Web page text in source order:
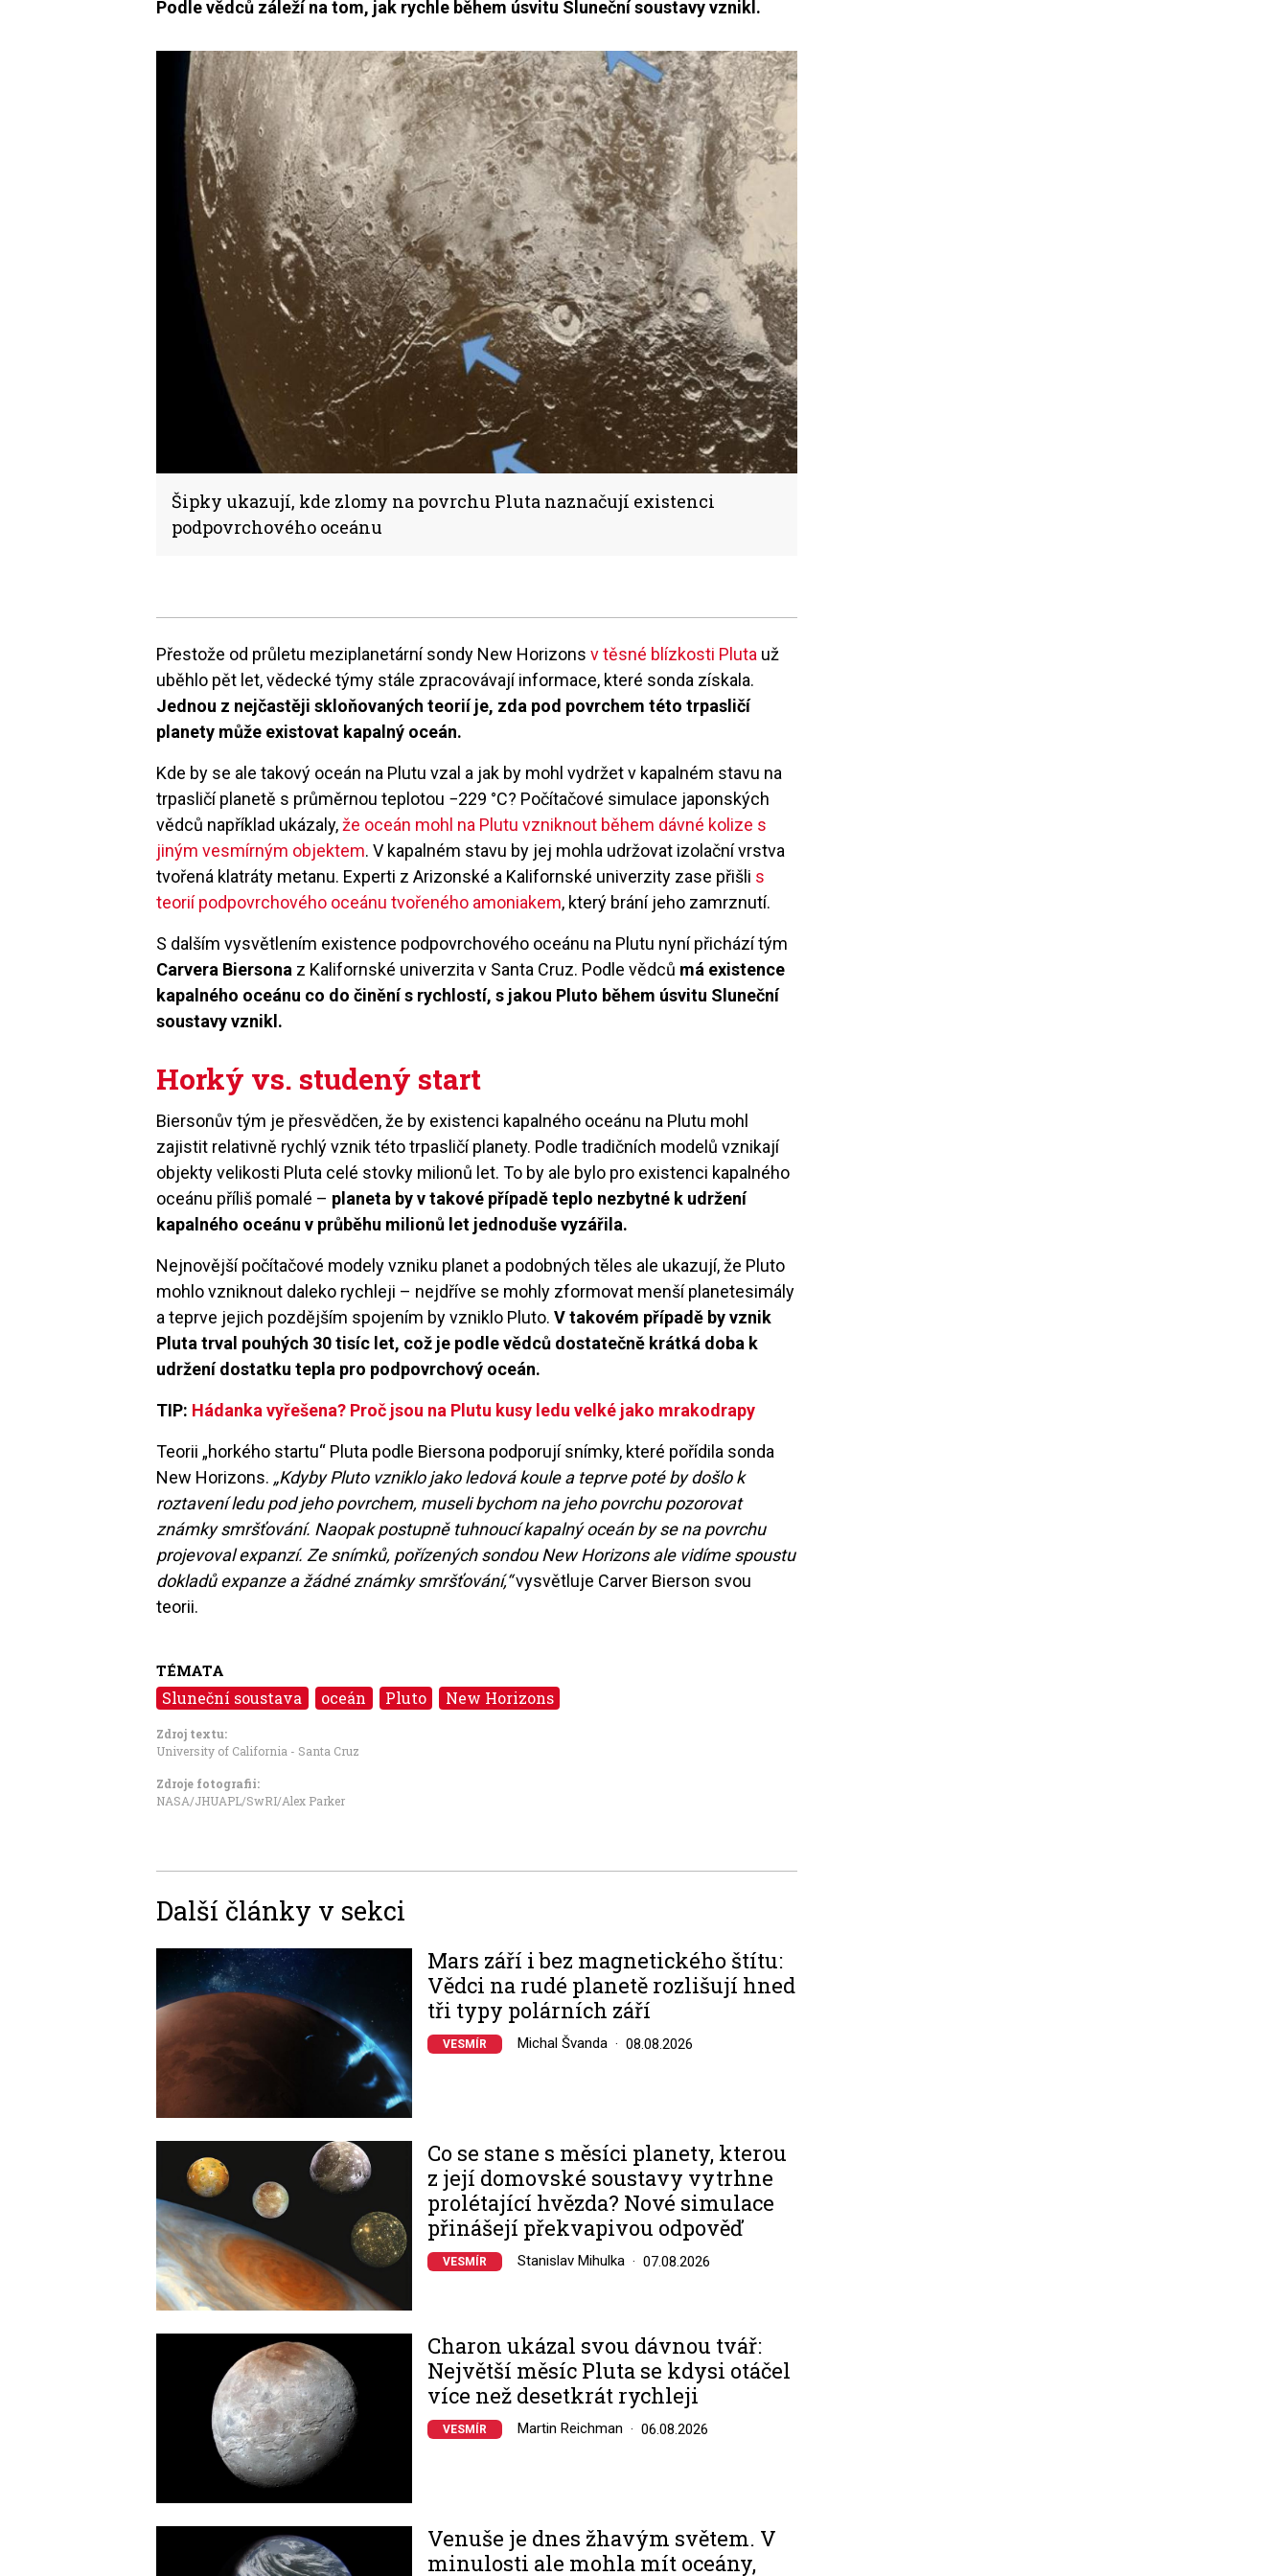
Podle vědců záleží na tom, jak rychle během úsvitu Sluneční soustavy vznikl.
Šipky ukazují, kde zlomy na povrchu Pluta naznačují existenci
podpovrchového oceánu
Přestože od průletu meziplanetární sondy New Horizonsv těsné blízkosti Pluta už
uběhlo pět let, vědecké týmy stále zpracovávají informace, které sonda získala.
Jednou z nejčastěji skloňovaných teorií je, zda pod povrchem této trpasličí
planety může existovat kapalný oceán.
Kde by se ale takový oceán na Plutu vzal a jak by mohl vydržet v kapalném stavu na
trpasličí planetě s průměrnou teplotou −229 °C? Počítačové simulace japonských
vědců například ukázaly,že oceán mohl na Plutu vzniknout během dávné kolize s
jiným vesmírným objektem. V kapalném stavu by jej mohla udržovat izolační vrstva
tvořená klatráty metanu. Experti z Arizonské a Kalifornské univerzity zase přišli s
teorií podpovrchového oceánu tvořeného amoniakem, který brání jeho zamrznutí.
S dalším vysvětlením existence podpovrchového oceánu na Plutu nyní přichází tým
Carvera Biersona z Kalifornské univerzita v Santa Cruz. Podle vědců má existence
kapalného oceánu co do činění s rychlostí, s jakou Pluto během úsvitu Sluneční
soustavy vznikl.
Horký vs. studený start
Biersonův tým je přesvědčen, že by existenci kapalného oceánu na Plutu mohl
zajistit relativně rychlý vznik této trpasličí planety. Podle tradičních modelů vznikají
objekty velikosti Pluta celé stovky milionů let. To by ale bylo pro existenci kapalného
oceánu příliš pomalé – planeta by v takové případě teplo nezbytné k udržení
kapalného oceánu v průběhu milionů let jednoduše vyzářila.
Nejnovější počítačové modely vzniku planet a podobných těles ale ukazují, že Pluto
mohlo vzniknout daleko rychleji – nejdříve se mohly zformovat menší planetesimály
a teprve jejich pozdějším spojením by vzniklo Pluto. V takovém případě by vznik
Pluta trval pouhých 30 tisíc let, což je podle vědců dostatečně krátká doba k
udržení dostatku tepla pro podpovrchový oceán.
TIP: Hádanka vyřešena? Proč jsou na Plutu kusy ledu velké jako mrakodrapy
Teorii „horkého startu“ Pluta podle Biersona podporují snímky, které pořídila sonda
New Horizons. „Kdyby Pluto vzniklo jako ledová koule a teprve poté by došlo k
roztavení ledu pod jeho povrchem, museli bychom na jeho povrchu pozorovat
známky smršťování. Naopak postupně tuhnoucí kapalný oceán by se na povrchu
projevoval expanzí. Ze snímků, pořízených sondou New Horizons ale vidíme spoustu
dokladů expanze a žádné známky smršťování,“vysvětluje Carver Bierson svou
teorii.
TÉMATA
Sluneční soustava oceán Pluto New Horizons
Zdroj textu:
University of California - Santa Cruz
Zdroje fotografii:
NASA/JHUAPL/SwRI/Alex Parker
Další články v sekci
Image
Mars září i bez magnetického štítu:
Vědci na rudé planetě rozlišují hned
tři typy polárních září
VESMÍR Michal Švanda 08.08.2026
Co se stane s měsíci planety, kterou
z její domovské soustavy vytrhne
prolétající hvězda? Nové simulace
přinášejí překvapivou odpověď
VESMÍR Stanislav Mihulka 07.08.2026
Charon ukázal svou dávnou tvář:
Největší měsíc Pluta se kdysi otáčel
více než desetkrát rychleji
VESMÍR Martin Reichman 06.08.2026
Venuše je dnes žhavým světem. V
minulosti ale mohla mít oceány,